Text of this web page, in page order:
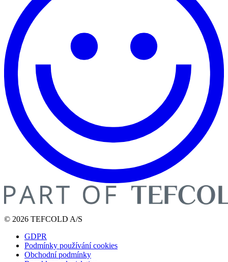
© 2026 TEFCOLD A/S
GDPR
Podmínky používání cookies
Obchodní podmínky